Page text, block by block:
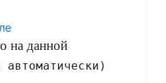
на данной